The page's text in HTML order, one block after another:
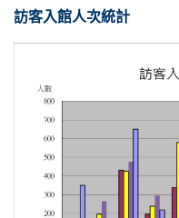
訪客入館人次統計